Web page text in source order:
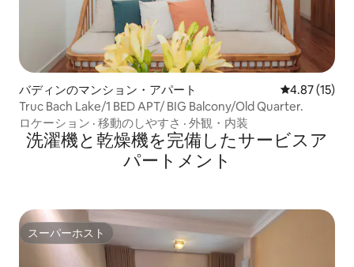
バディンのマンション・アパート レビュー15
4.87 (15)
Truc Bach Lake/1 BED APT/ BIG Balcony/Old Quarter.
ロケーション · 移動のしやすさ · 外観・内装
洗濯機と乾燥機を完備したサービスア
パートメント
スーパーホスト
スーパーホスト